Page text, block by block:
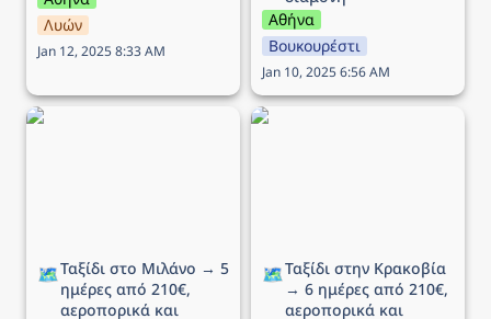
Λυών
Jan 12, 2025 8:33 AM
Αθήνα
Βουκουρέστι
Jan 10, 2025 6:56 AM
Ταξίδι στο Μιλάνο → 5
🗺️Ταξίδι στο Μιλάνο → 5
ημέρες από 210€,
αεροπορικά και
Ταξίδι στην Κρακοβία →
🗺️Ταξίδι στην Κρακοβία
→ 6 ημέρες από 210€,
αεροπορικά και